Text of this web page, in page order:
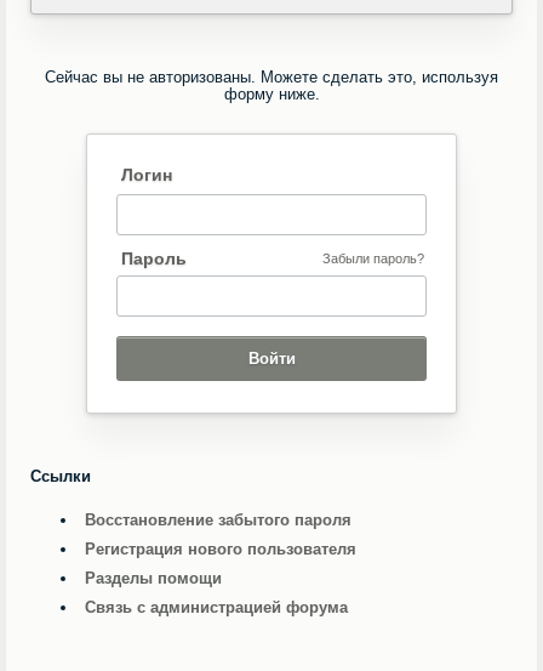
Сейчас вы не авторизованы. Можете сделать это, используя
форму ниже.
Логин
Пароль Забыли пароль?
Ссылки
Восстановление забытого пароля
Регистрация нового пользователя
Разделы помощи
Связь с администрацией форума